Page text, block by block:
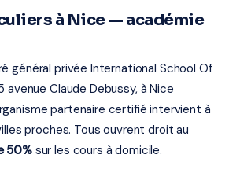
à Nice — académie
général privée International School Of
avenue Claude Debussy, à Nice
partenaire certifié intervient à
proches. Tous ouvrent droit au
50%sur les cours à domicile.